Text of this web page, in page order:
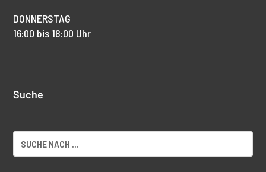
DONNERSTAG
16:00 bis 18:00 Uhr
Suche